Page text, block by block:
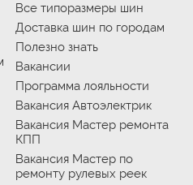
Все типоразмеры шин
Доставка шин по городам
Полезно знать
Вакансии
Программа лояльности
Вакансия Автоэлектрик
Вакансия Мастер ремонта
КПП
Вакансия Мастер по
ремонту рулевых реек